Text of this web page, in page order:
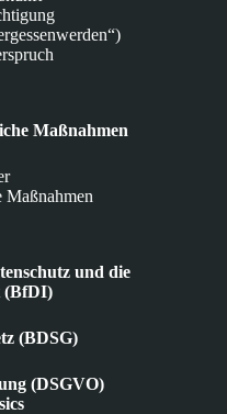
Maßnahmen
Maßnahmen
und die
(BfDI)
(BDSG)
(DSGVO)